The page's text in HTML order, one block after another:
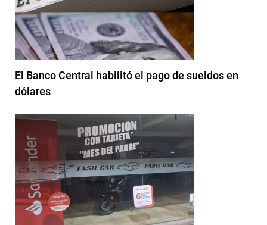
El Banco Central habilitó el pago de sueldos en
dólares